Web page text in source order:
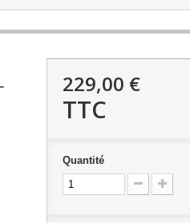
229,00 €
TTC
Quantité